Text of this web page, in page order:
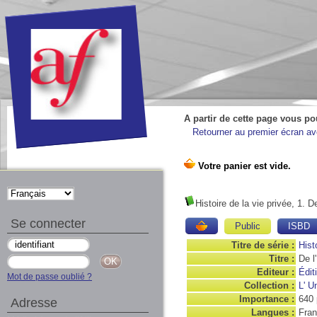
A partir de cette page vous
Retourner au premier écran
Histoire de la vie privée, 1.
Public
ISBD
Titre de série :
Titre : De
Editeur :
Collection : L'
Importance : 640
Langues :
Se connecter
Mot de passe oublié ?
Adresse